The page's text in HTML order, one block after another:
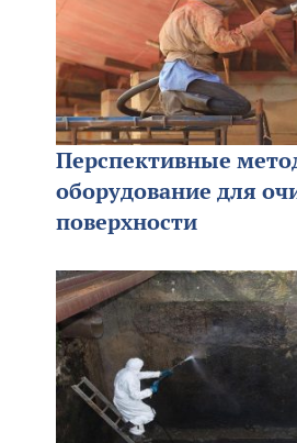
Перспективные
оборудование для
поверхности